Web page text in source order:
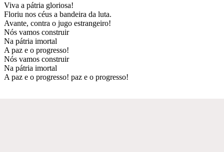
Viva a pátria gloriosa!
Floriu nos céus a bandeira da luta.
Avante, contra o jugo estrangeiro!
Nós vamos construir
Na pátria imortal
A paz e o progresso!
Nós vamos construir
Na pátria imortal
A paz e o progresso! paz e o progresso!